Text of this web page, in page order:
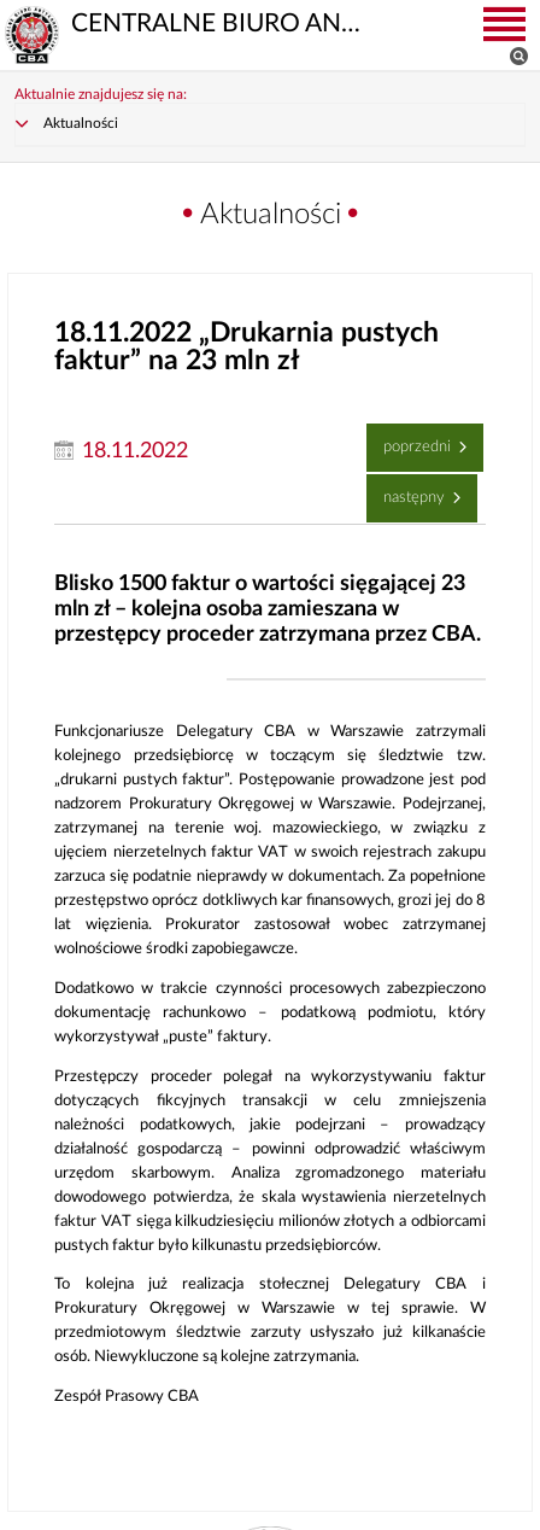
CENTRALNE BIURO ANTYKORUPCYJNE
Aktualnie znajdujesz się na:
Aktualności
Aktualności
18.11.2022 „Drukarnia pustych
faktur” na 23 mln zł
18.11.2022 poprzedni
następny
Blisko 1500 faktur o wartości sięgającej 23
mln zł – kolejna osoba zamieszana w
przestępcy proceder zatrzymana przez CBA.
Funkcjonariusze Delegatury CBA w Warszawie zatrzymali
kolejnego przedsiębiorcę w toczącym się śledztwie tzw.
„drukarni pustych faktur”. Postępowanie prowadzone jest pod
nadzorem Prokuratury Okręgowej w Warszawie. Podejrzanej,
zatrzymanej na terenie woj. mazowieckiego, w związku z
ujęciem nierzetelnych faktur VAT w swoich rejestrach zakupu
zarzuca się podatnie nieprawdy w dokumentach. Za popełnione
przestępstwo oprócz dotkliwych kar finansowych, grozi jej do 8
lat więzienia. Prokurator zastosował wobec zatrzymanej
wolnościowe środki zapobiegawcze.
Dodatkowo w trakcie czynności procesowych zabezpieczono
dokumentację rachunkowo – podatkową podmiotu, który
wykorzystywał „puste” faktury.
Przestępczy proceder polegał na wykorzystywaniu faktur
dotyczących fikcyjnych transakcji w celu zmniejszenia
należności podatkowych, jakie podejrzani – prowadzący
działalność gospodarczą – powinni odprowadzić właściwym
urzędom skarbowym. Analiza zgromadzonego materiału
dowodowego potwierdza, że skala wystawienia nierzetelnych
faktur VAT sięga kilkudziesięciu milionów złotych a odbiorcami
pustych faktur było kilkunastu przedsiębiorców.
To kolejna już realizacja stołecznej Delegatury CBA i
Prokuratury Okręgowej w Warszawie w tej sprawie. W
przedmiotowym śledztwie zarzuty usłyszało już kilkanaście
osób. Niewykluczone są kolejne zatrzymania.
Zespół Prasowy CBA